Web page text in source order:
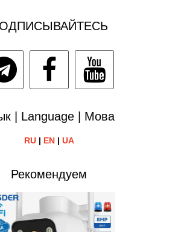
| Language | Мова
RU| EN| UA
Рекомендуем